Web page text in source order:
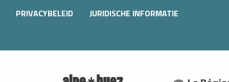
PRIVACYBELEID JURIDISCHE INFORMATIE